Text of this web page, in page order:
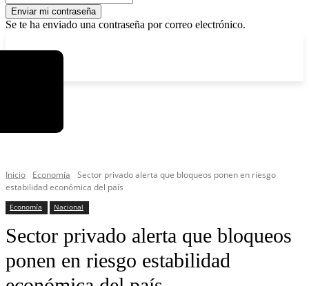
Se te ha enviado una contraseña por correo electrónico.
Inicio Economía
Sector privado alerta que bloqueos ponen en riesgo
estabilidad económica del país
Economía Nacional
Sector privado alerta que bloqueos
ponen en riesgo estabilidad